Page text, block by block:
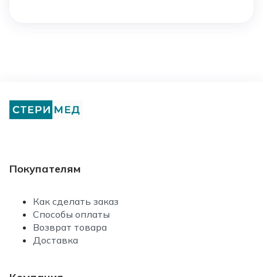
Покупателям
Как сделать заказ
Способы оплаты
Возврат товара
Доставка